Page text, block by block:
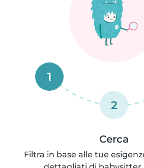
1
2
Cerca
Filtra in base alle tue